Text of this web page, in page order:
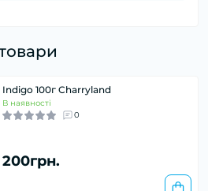
Indigo 100г Charryland
В наявності
0
200грн.